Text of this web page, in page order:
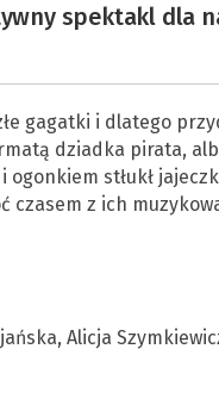
spektakl dla
gagatki i dlatego
dziadka pirata,
stłukł
z ich
Alicja